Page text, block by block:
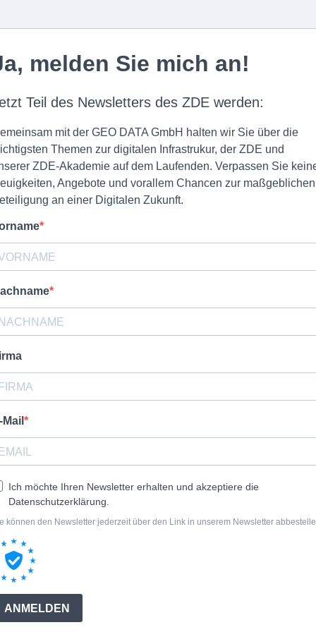
melden Sie mich an!
Teil des Newsletters des ZDE werden:
mit der GEO DATA GmbH halten wir Sie über die
Themen zur digitalen Infrastrukur, der ZDE und
ZDE-Akademie auf dem Laufenden. Verpassen Sie
Angebote und vorallem Chancen zur maßgeblichen
an einer Digitalen Zukunft.
Mail
Ich möchte Ihren Newsletter erhalten und akzeptiere die
Datenschutzerklärung.
können den Newsletter jederzeit über den Link in unserem Newsletter
ANMELDEN